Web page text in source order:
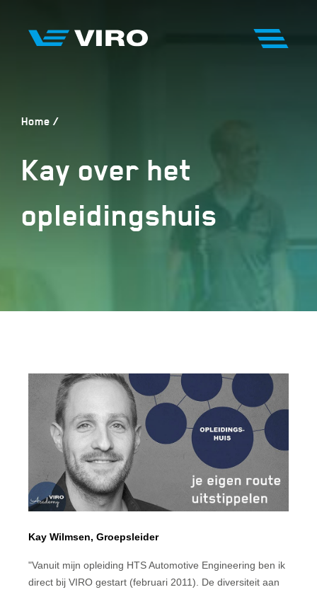
Home
Kay over het
opleidingshuis
Kay Wilmsen, Groepsleider
"Vanuit mijn opleiding HTS Automotive Engineering ben ik
direct bij VIRO gestart (februari 2011). De diversiteit aan